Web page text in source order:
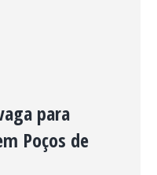
para
Poços de